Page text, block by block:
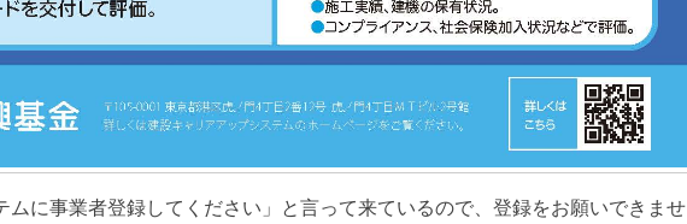
に事業者登録してください」と言って来ているので、登録をお願いできませ